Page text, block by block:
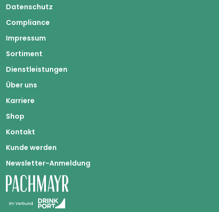
Datenschutz
Compliance
Impressum
Sortiment
Dienstleistungen
Über uns
Karriere
Shop
Kontakt
Kunde werden
Newsletter-Anmeldung